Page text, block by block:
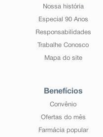
Nossa história
Especial 90 Anos
Responsabilidades
Trabalhe Conosco
Mapa do site
Benefícios
Convênio
Ofertas do mês
Farmácia popular